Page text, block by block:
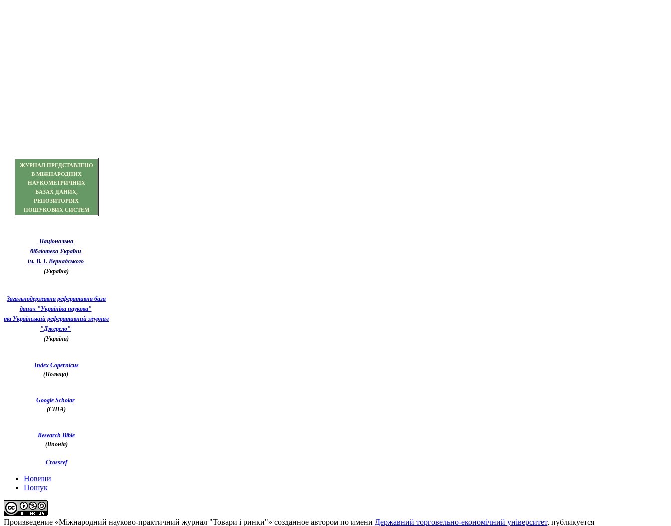
ЖУРНАЛ ПРЕДСТАВЛЕНО
В МІЖНАРОДНИХ
НАУКОМЕТРИЧНИХ
БАЗАХ ДАНИХ,
РЕПОЗИТОРІЯХ
ПОШУКОВИХ СИСТЕМ
Національна
бібліотека України
ім. В. І. Вернадського
(Україна)
Загальнодержавна реферативна база
даних "Україніка наукова"
та Український реферативний журнал
"Джерело"
(Україна)
Index Copernicus
(Польща)
Google Scholar
(США)
Research Bible
(Японія)
Crossref
Новини
Пошук
Произведение «Міжнародний науково-практичний журнал "Товари і ринки"» созданное автором по имени Державний торговельно-економічний університет, публикуется